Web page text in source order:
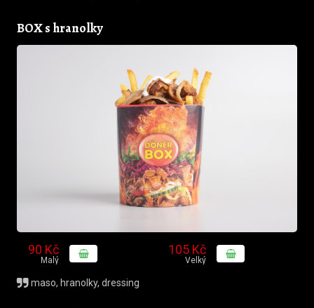
BOX s hranolky
90 Kč
Malý
105 Kč
Velký
maso, hranolky, dressing